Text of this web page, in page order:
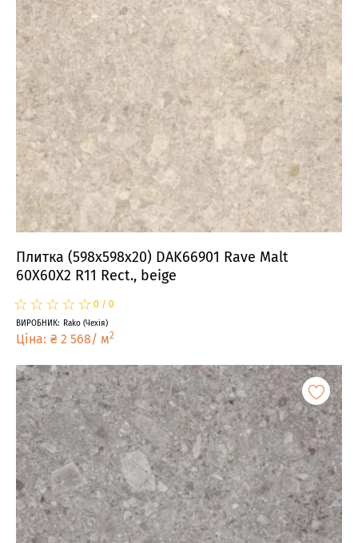
Плитка (598x598x20) DAK66901 Rave Malt
60X60X2 R11 Rect., beige
☆
★☆
★☆
★☆
★☆
★ 0 / 0
ВИРОБНИК: Rako (Чехія)
Ціна: ₴ 2 568/ м2